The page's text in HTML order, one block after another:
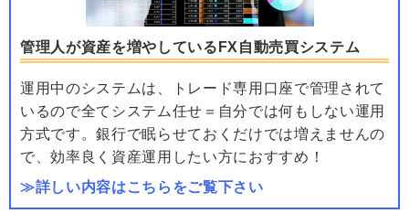
管理人が資産を増やしているFX自動売買システム
運用中のシステムは、トレード専用口座で管理されて
いるので全てシステム任せ＝自分では何もしない運用
方式です。銀行で眠らせておくだけでは増えませんの
で、効率良く資産運用したい方におすすめ！
≫詳しい内容はこちらをご覧下さい